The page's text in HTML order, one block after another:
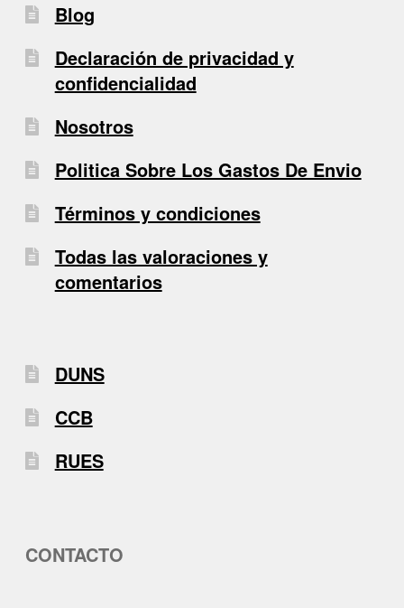
Blog
Declaración de privacidad y
confidencialidad
Nosotros
Politica Sobre Los Gastos De Envio
Términos y condiciones
Todas las valoraciones y
comentarios
DUNS
CCB
RUES
CONTACTO